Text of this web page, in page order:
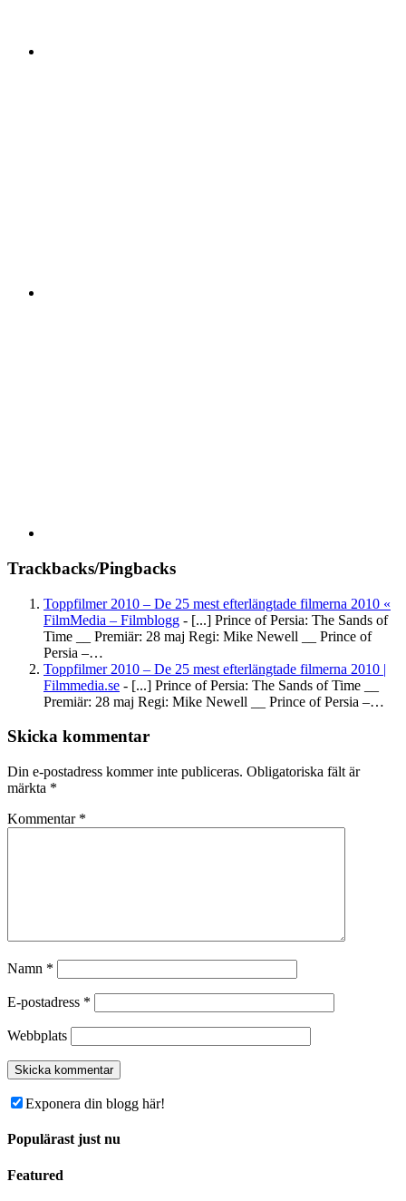
Trackbacks/Pingbacks
Toppfilmer 2010 – De 25 mest efterlängtade filmerna 2010 «
FilmMedia – Filmblogg - [...] Prince of Persia: The Sands of
Time __ Premiär: 28 maj Regi: Mike Newell __ Prince of
Persia –…
Toppfilmer 2010 – De 25 mest efterlängtade filmerna 2010 |
Filmmedia.se - [...] Prince of Persia: The Sands of Time __
Premiär: 28 maj Regi: Mike Newell __ Prince of Persia –…
Skicka kommentar
Din e-postadress kommer inte publiceras. Obligatoriska fält är
märkta *
Kommentar *
Namn *
E-postadress *
Webbplats
Exponera din blogg här!
Populärast just nu
Featured